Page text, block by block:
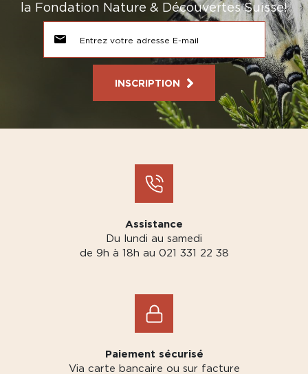
la Fondation Nature & Découvertes Suisse!
INSCRIPTION
Assistance
Du lundi au samedi
de 9h à 18h au 021 331 22 38
Paiement sécurisé
Via carte bancaire ou sur facture